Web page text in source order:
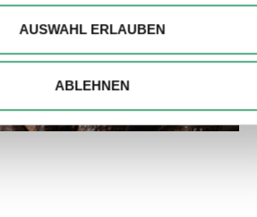
Werbung und Analysen weiter.
Informationen möglicherweise mit
Sie ihnen bereitgestellt haben oder
AUSWAHL ERLAUBEN
ABLEHNEN